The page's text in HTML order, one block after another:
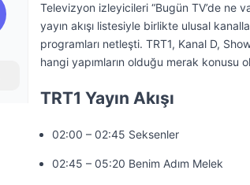
Televizyon izleyicileri “Bugün TV’de ne
yayın akışı listesiyle birlikte ulusal
programları netleşti. TRT1, Kanal D,
hangi yapımların olduğu merak konusu
TRT1 Yayın Akışı
02:00 – 02:45 Seksenler
02:45 – 05:20 Benim Adım Melek